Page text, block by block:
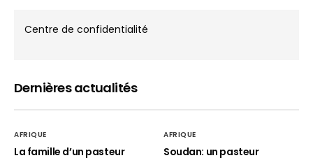
Centre de confidentialité
Dernières actualités
AFRIQUE
La famille d’un pasteur
AFRIQUE
Soudan: un pasteur